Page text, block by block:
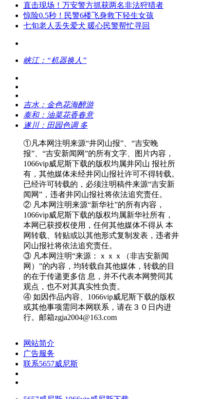
直击现场！万安警方抓获两名非法狩猎者
惊险0.5秒！民警6楼飞身救下轻生女孩
七旬老人丢失爱犬 暖心民警帮忙寻回
峡江：“机器换人”
吉水：金色花海醉游
泰和：油菜花香春意
遂川：田园色调 多
①凡本网注明来源“井冈山报”、“吉安晚
报”、“吉安新闻网”的所有文字、图片内容，
1066vip威尼斯下载的版权均属井冈山 报社所
有，其他媒体未经井冈山报社许可不得转载。
已经许可转载的，必须注明稿件来源“吉安新
闻网”，违者井冈山报社将依法追究责任。
② 凡本网注明来源“新华社”的所有内容，
1066vip威尼斯下载的版权均属新华社所有，
本网已获授权使用，任何其他媒体不得从 本
网转载、转贴或以其他形式复制发表，违者井
冈山报社将依法追究责任。
③ 凡本网注明“来源：ｘｘｘ（非吉安新闻
网）”的内容，均转载自其他媒体，转载的目
的在于传递更多信 息，并不代表本网赞同其
观点，也不对其真实性负责。
④ 如因作品内容、1066vip威尼斯下载的版权
或其他事项需同本网联系，请在３０日内进
行。邮箱zgja2004@163.com
网站简介
广告服务
联系5657威尼斯